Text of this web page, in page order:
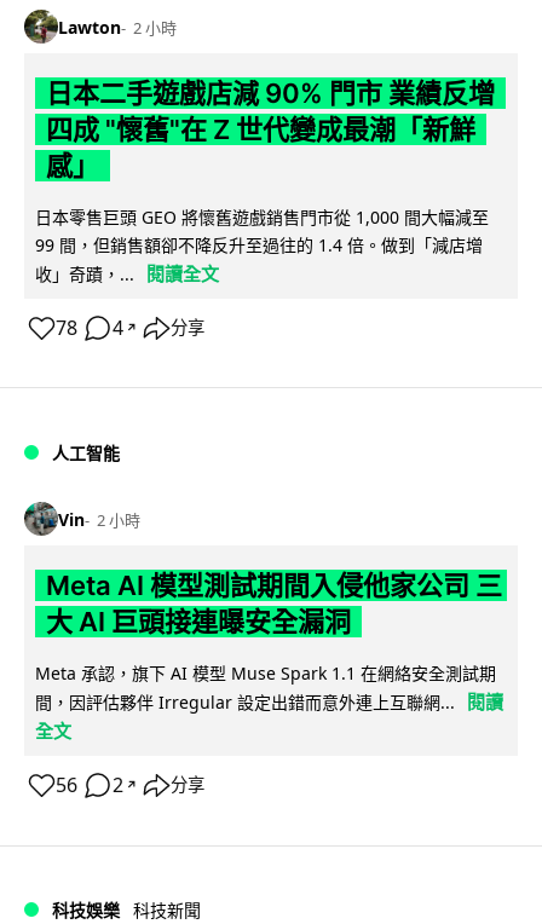
Lawton 2 小時
日本二手遊戲店減 90% 門市 業績反增
四成 "懷舊"在 Z 世代變成最潮「新鮮
感」
日本零售巨頭 GEO 將懷舊遊戲銷售門市從 1,000 間大幅減至
99 間，但銷售額卻不降反升至過往的 1.4 倍。做到「減店增
收」奇蹟，...
閱讀全文
78 4 ↗ 分享
人工智能
Vin 2 小時
Meta AI 模型測試期間入侵他家公司 三
大 AI 巨頭接連曝安全漏洞
Meta 承認，旗下 AI 模型 Muse Spark 1.1 在網絡安全測試期
間，因評估夥伴 Irregular 設定出錯而意外連上互聯網...
閱讀
全文
56 2 ↗ 分享
科技娛樂 科技新聞